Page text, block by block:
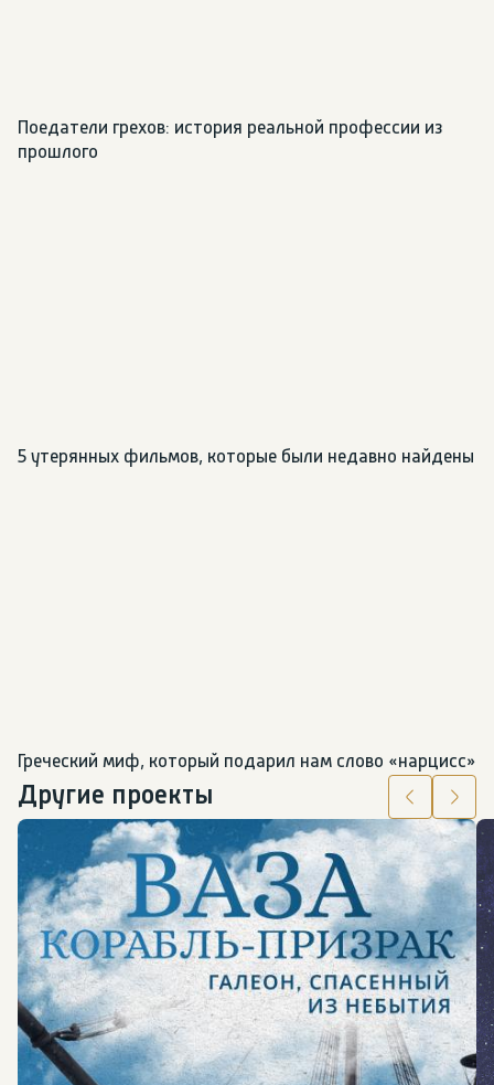
Поедатели грехов: история реальной профессии из
прошлого
5 утерянных фильмов, которые были недавно найдены
Греческий миф, который подарил нам слово «нарцисс»
Другие проекты